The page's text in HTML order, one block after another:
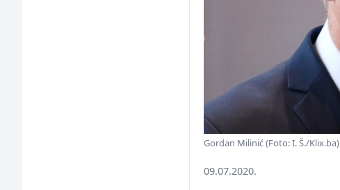
Gordan Milinić (Foto: I. Š./Klix.ba)
09.07.2020.